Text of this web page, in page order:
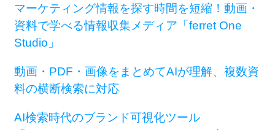
マーケティング情報を探す時間を短縮！動画・
資料で学べる情報収集メディア「ferret One
Studio」
動画・PDF・画像をまとめてAIが理解、複数資
料の横断検索に対応
AI検索時代のブランド可視化ツール